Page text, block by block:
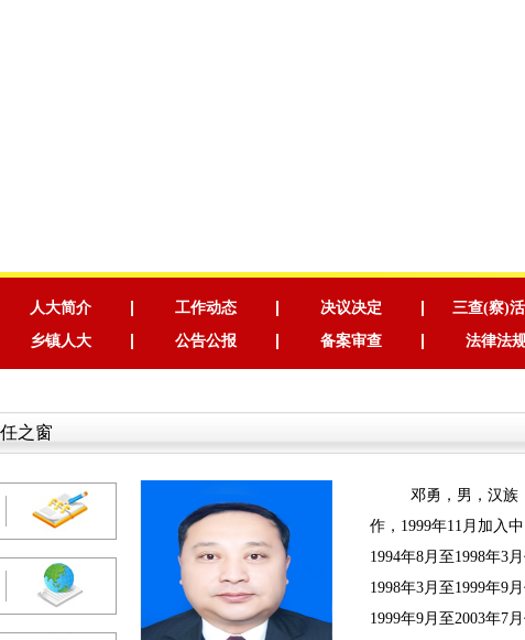
人大简介 工作动态 决议决定 三查(察)
乡镇人大 公告公报 备案审查 法律法
之窗
邓勇，男，汉族
作，1999年11月加入
1994年8月至1998年3
1998年3月至1999年9
1999年9月至2003年7